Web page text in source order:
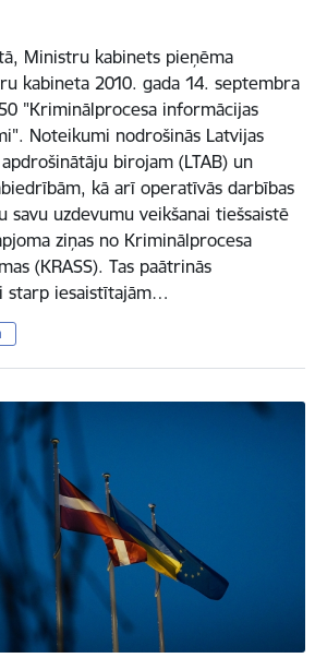
Ministru kabinets pieņēma
kabineta 2010. gada 14. septembra
"Kriminālprocesa informācijas
Noteikumi nodrošinās Latvijas
birojam (LTAB) un
kā arī operatīvās darbības
savu uzdevumu veikšanai tiešsaistē
ziņas no Kriminālprocesa
(KRASS). Tas paātrinās
starp iesaistītajām…